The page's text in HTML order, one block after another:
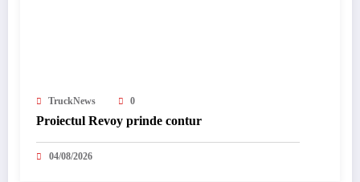
TruckNews 0
Proiectul Revoy prinde contur
04/08/2026